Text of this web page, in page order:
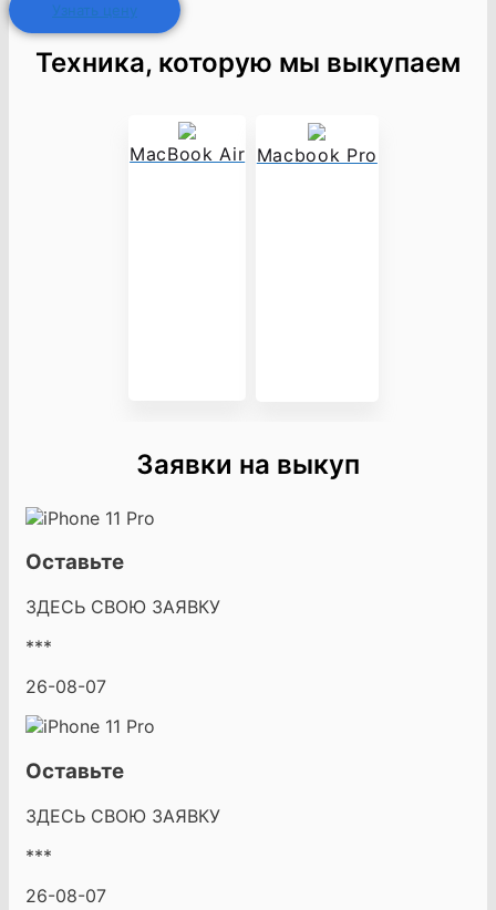
Узнать цену
Техника, которую мы выкупаем
MacBook Air Macbook Pro
Заявки на выкуп
Оставьте
ЗДЕСЬ СВОЮ ЗАЯВКУ
***
26-08-07
Оставьте
ЗДЕСЬ СВОЮ ЗАЯВКУ
***
26-08-07